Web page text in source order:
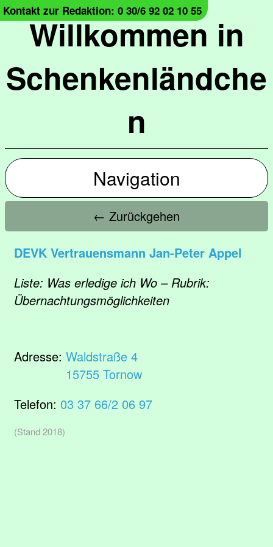
Willkommen in
Schenkenländche
n
Kontakt zur Redaktion: 0 30/6 92 02 10 55
Navigation
← Zurückgehen
DEVK Vertrauensmann Jan-Peter Appel
Liste: Was erledige ich Wo – Rubrik:
Übernachtungsmöglichkeiten
Adresse: Waldstraße 4
15755 Tornow
Telefon: 03 37 66/2 06 97
(Stand 2018)